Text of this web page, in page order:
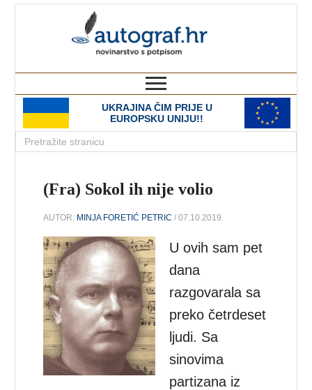
UKRAJINA ČIM PRIJE U
EUROPSKU UNIJU!!
(Fra) Sokol ih nije volio
AUTOR: MINJA FORETIĆ PETRIC / 07.10.2019.
U ovih sam pet
dana
razgovarala sa
preko četrdeset
ljudi. Sa
sinovima
partizana iz